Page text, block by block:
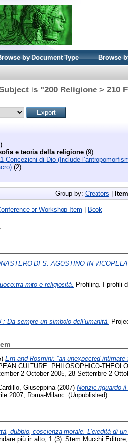
by Document Type Browse
is "200 Religione > 210
e teoria della religione (9)
Concezioni di Dio (Include
(2)
Group by: Creators |
or Workshop Item | Book
DI S. AGOSTINO IN
mito e religiosità. Profiling. I profili
: Da sempre un simbolo dell’umanità.
Ern and Rosmini: “an unexpected intimate
CULTURE: PHILOSOPHICO-
2 October 2005, 28 Settembre-2
Giuseppina (2007) Notizie riguardo
2007, Roma-Milano. (Unpublished)
dubbio, coscienza morale. L’eredità di
più in alto, 1 (3). Stem Mucchi